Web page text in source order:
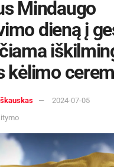
savo spalvą, yra
have.lt, kur rasite platų
pasirinkimą.
blukimui ir
Mindaugo
dieną į
kėlimo
2024-07-05